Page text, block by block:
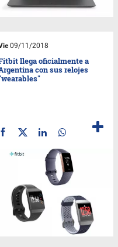
09/11/2018
llega oficialmente a
con sus relojes